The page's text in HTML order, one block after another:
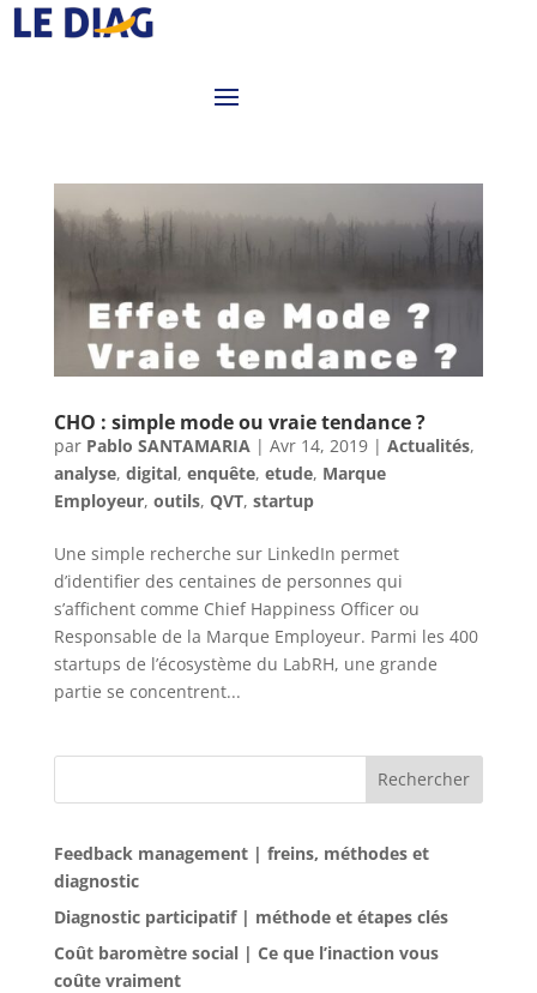
CHO : simple mode ou vraie tendance ?
par Pablo SANTAMARIA | Avr 14, 2019| Actualités,
analyse, digital, enquête, etude, Marque
Employeur, outils, QVT, startup
Une simple recherche sur LinkedIn permet
d’identifier des centaines de personnes qui
s’affichent comme Chief Happiness Officer ou
Responsable de la Marque Employeur. Parmi les 400
startups de l’écosystème du LabRH, une grande
partie se concentrent...
Rechercher
Feedback management | freins, méthodes et
diagnostic
Diagnostic participatif | méthode et étapes clés
Coût baromètre social | Ce que l’inaction vous
coûte vraiment